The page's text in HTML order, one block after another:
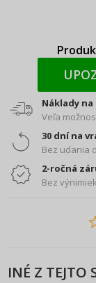
Náklady
Veľa
30 dní na
Bez udania
2-ročná
Bez
INÉ Z TEJTO